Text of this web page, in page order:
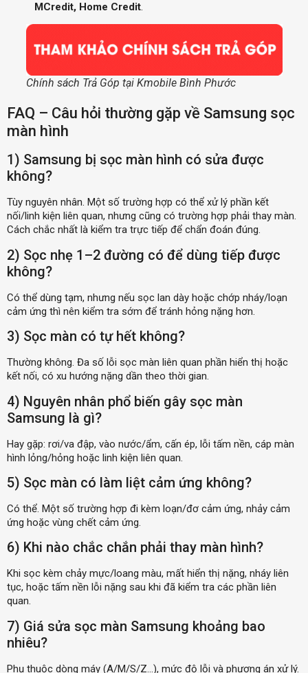
MCredit, Home Credit.
Chính sách Trả Góp tại Kmobile Bình Phước
FAQ – Câu hỏi thường gặp về Samsung sọc
màn hình
1) Samsung bị sọc màn hình có sửa được
không?
Tùy nguyên nhân. Một số trường hợp có thể xử lý phần kết
nối/linh kiện liên quan, nhưng cũng có trường hợp phải thay màn.
Cách chắc nhất là kiểm tra trực tiếp để chẩn đoán đúng.
2) Sọc nhẹ 1–2 đường có để dùng tiếp được
không?
Có thể dùng tạm, nhưng nếu sọc lan dày hoặc chớp nháy/loạn
cảm ứng thì nên kiểm tra sớm để tránh hỏng nặng hơn.
3) Sọc màn có tự hết không?
Thường không. Đa số lỗi sọc màn liên quan phần hiển thị hoặc
kết nối, có xu hướng nặng dần theo thời gian.
4) Nguyên nhân phổ biến gây sọc màn
Samsung là gì?
Hay gặp: rơi/va đập, vào nước/ẩm, cấn ép, lỗi tấm nền, cáp màn
hình lỏng/hỏng hoặc linh kiện liên quan.
5) Sọc màn có làm liệt cảm ứng không?
Có thể. Một số trường hợp đi kèm loạn/đơ cảm ứng, nhảy cảm
ứng hoặc vùng chết cảm ứng.
6) Khi nào chắc chắn phải thay màn hình?
Khi sọc kèm chảy mực/loang màu, mất hiển thị nặng, nháy liên
tục, hoặc tấm nền lỗi nặng sau khi đã kiểm tra các phần liên
quan.
7) Giá sửa sọc màn Samsung khoảng bao
nhiêu?
Phụ thuộc dòng máy (A/M/S/Z…), mức độ lỗi và phương án xử lý.